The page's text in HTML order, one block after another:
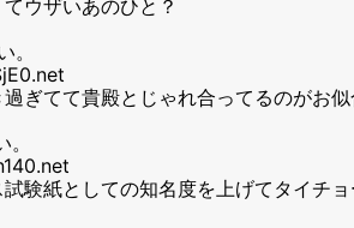
ウザいあのひと？
。
ぎてて貴殿とじゃれ合ってるのがお
験紙としての知名度を上げてタイチ